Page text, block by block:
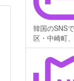
韓国のSNS
区・中崎町